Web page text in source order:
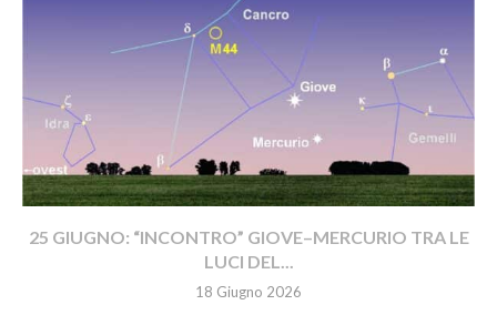
25 GIUGNO: “INCONTRO” GIOVE–MERCURIO TRA LE
LUCI DEL...
18 Giugno 2026